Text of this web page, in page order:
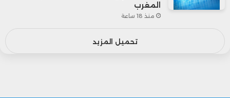
المغرب
منذ 18 ساعة
تحميل المزيد